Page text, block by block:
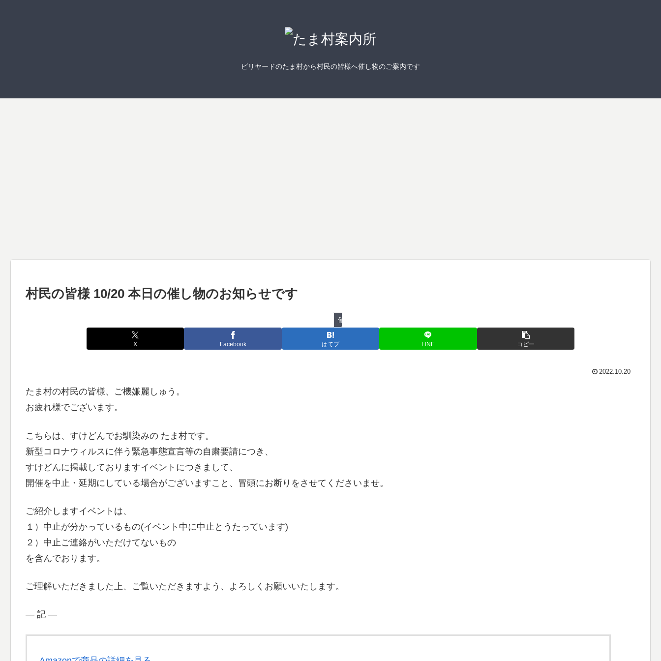
ビリヤードのたま村から村民の皆様へ催し物のご案内です
村民の皆様 10/20 本日の催し物のお知らせです
催し物
X Facebook はてブ LINE コピー
2022.10.20
たま村の村民の皆様、ご機嫌麗しゅう。
お疲れ様でございます。
こちらは、すけどんでお馴染みの たま村です。
新型コロナウィルスに伴う緊急事態宣言等の自粛要請につき、
すけどんに掲載しておりますイベントにつきまして、
開催を中止・延期にしている場合がございますこと、冒頭にお断りをさせてくださいませ。
ご紹介しますイベントは、
１）中止が分かっているもの(イベント中に中止とうたっています)
２）中止ご連絡がいただけてないもの
を含んでおります。
ご理解いただきました上、ご覧いただきますよう、よろしくお願いいたします。
― 記 ―